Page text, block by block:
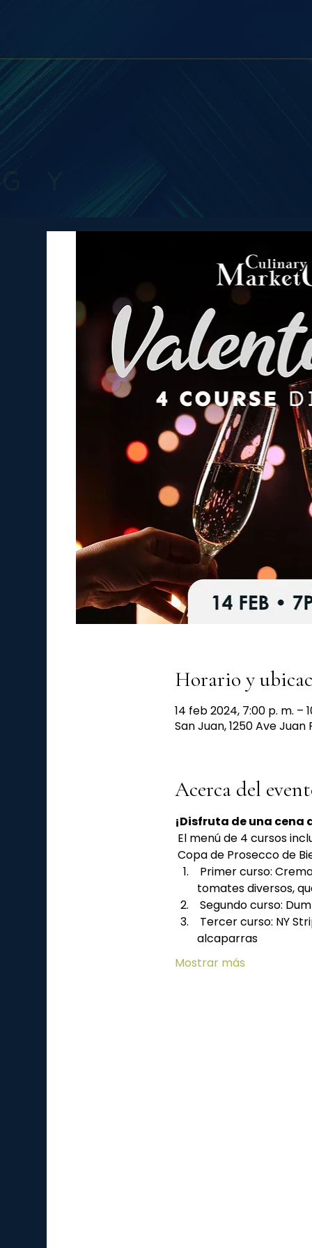
Horario y
14 feb 2024, 7:00 p. m. –
San Juan, 1250 Ave
Acerca del
¡Disfruta de una cena
El menú de 4 cursos
Copa de Prosecco de
tomates diversos,
Segundo curso:
alcaparras
Mostrar más